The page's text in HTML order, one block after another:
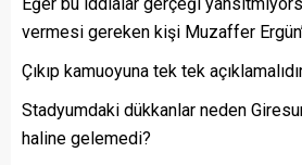
vermesi gereken kişi Muzaffer
Çıkıp kamuoyuna tek tek
Stadyumdaki dükkanlar neden
haline gelemedi?